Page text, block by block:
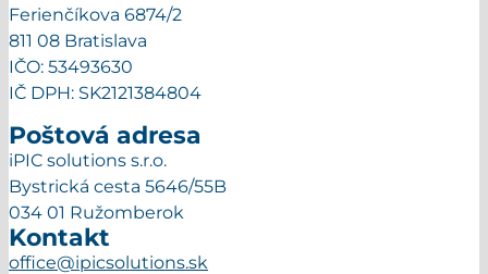
Ferienčíkova 6874/2
811 08 Bratislava
IČO: 53493630
IČ DPH: SK2121384804
Poštová adresa
iPIC solutions s.r.o.
Bystrická cesta 5646/55B
034 01 Ružomberok
Kontakt
office@ipicsolutions.sk